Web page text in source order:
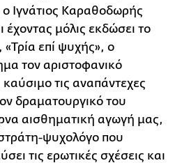
Ιγνάτιος Καραθοδωρής
έχοντας μόλις εκδώσει το
«Τρία επί ψυχής», ο
τον αριστοφανικό
τις αναπάντεχες
δραματουργικό του
αισθηματική αγωγή μας,
ψυχολόγο που
τις ερωτικές σχέσεις και